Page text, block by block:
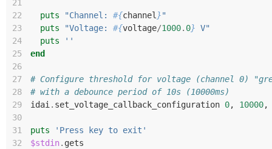
21
22
puts "Channel: #{channel }"
23
puts "Voltage: #{voltage/1000. 0} V"
24
puts
''
25
end
26
27
# Configure threshold for voltage (channel 0)
28
# with a debounce period of 10s (10000ms)
29
idai . set_voltage_callback_configuration 0, 10000,
30
31
puts
'Press key to exit'
32
$stdin. gets